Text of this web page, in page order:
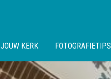
JOUW KERK FOTOGRAFIETIPS